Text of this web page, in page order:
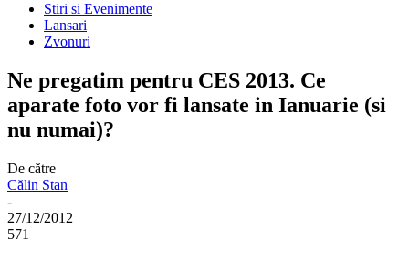
Stiri si Evenimente
Lansari
Zvonuri
Ne pregatim pentru CES 2013. Ce
aparate foto vor fi lansate in Ianuarie (si
nu numai)?
De către
Călin Stan
-
27/12/2012
571